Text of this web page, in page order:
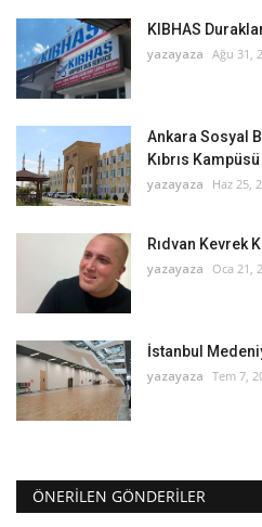
KIBHAS
yazayaza Ağu 31,
Ankara Sosyal
Kıbrıs Kampüsü
yazayaza Haz 25,
Rıdvan Kevrek
yazayaza Oca 21,
İstanbul
yazayaza Tem 7,
ÖNERILEN GÖNDERILER